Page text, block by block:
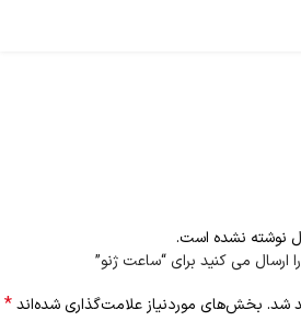
نوشته نشده است.
ارسال می کنید برای “ساعت ژنو”
شد. بخش‌های موردنیاز علامت‌گذاری شده‌اند*